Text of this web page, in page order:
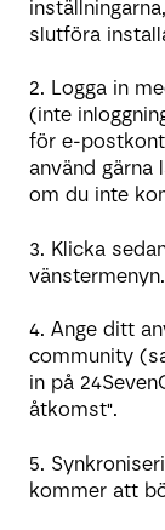
slutföra
2. Logga in
(inte
för e-
använd
om du inte
3. Klicka
vänstermenyn.
4. Ange ditt
community
in på
åtkomst".
5.
kommer att